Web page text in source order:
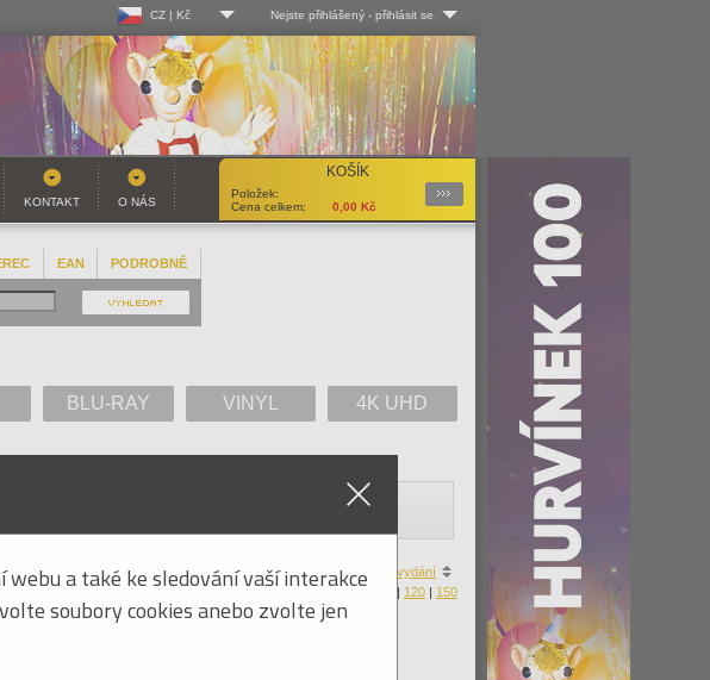
CZ | Kč
CZ | Kč
SK | EUR
Nejste přihlášený - přihlásit se
Log-in
Uživ. jméno:
Heslo:
Registrace
KOŠÍK
Položek:
Cena celkem:
0,00 Kč
Podrobnosti
KONTAKT O NÁS
EAN PODROBNĚ
BLU-RAY VINYL 4K UHD
Seřadit podle: jména ceny |zboží skladem
roku vydání
Produktů na stránku:
| 120 | 150
Close
a také ke sledování vaší interakce
soubory cookies anebo zvolte jen